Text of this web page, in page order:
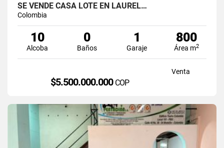
SE VENDE CASA LOTE EN LAUREL…
Colombia
10
Alcoba
0
Baños
1
Garaje
800
Área m2
Venta
$5.500.000.000 COP